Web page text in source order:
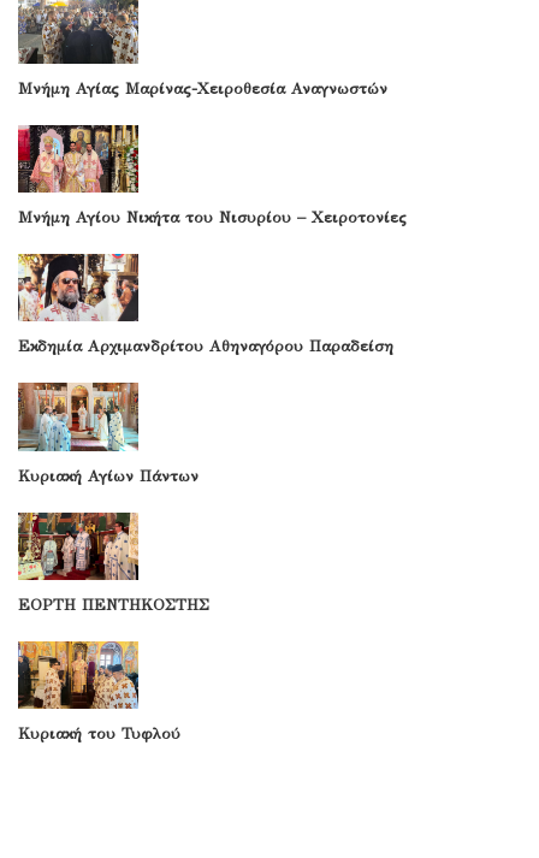
Μνήμη Αγίας Μαρίνας-Χειροθεσία Αναγνωστών
Μνήμη Αγίου Νικήτα του Νισυρίου – Χειροτονίες
Εκδημία Αρχιμανδρίτου Αθηναγόρου Παραδείση
Κυριακή Αγίων Πάντων
ΕΟΡΤΗ ΠΕΝΤΗΚΟΣΤΗΣ
Κυριακή του Τυφλού